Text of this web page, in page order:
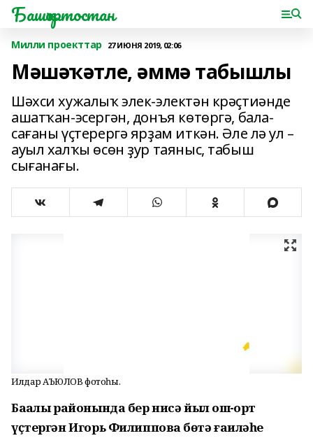
Башҡортостан
Милли проекттар 27 ИЮНЯ 2019, 02:06
Мәшәҡәтле, әммә табышлы
Шәхси хужалыҡ элек-электән крәҫтиәнде
ашатҡан-эсергән, донъя көтөргә, бала-
сағаны үҫтерергә ярҙам иткән. Әле лә ул –
ауыл халҡы өсөн ҙур таяныс, табыш
сығанағы.
Илдар АҠЪЮЛОВ фотоһы.
Баҡалы районында бер нисә йыл ҡош-ҡорт
үҫтергән Игорь Филипповҡа бөтә ғаиләһе